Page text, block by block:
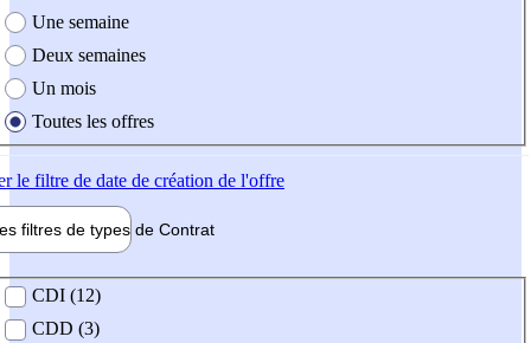
Une semaine
Deux semaines
Un mois
Toutes les offres
le filtre de date de création de l'offre
filtres de types de Contrat
contrat
CDI (12)
CDD (3)